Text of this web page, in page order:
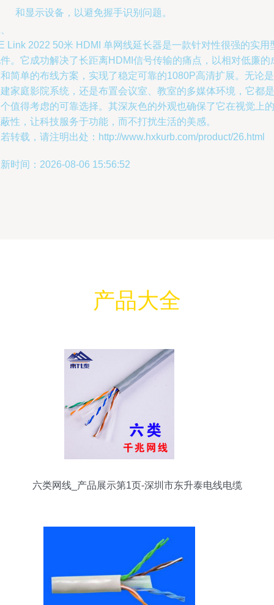
和显示设备，以避免握手识别问题。
Link 2022 50米 HDMI 单网线延长器是一款针对性很强的实用
。它成功解决了长距离HDMI信号传输的痛点，以相对低廉的
简单的布线方案，实现了稳定可靠的1080P高清扩展。无论是
家庭影院系统，还是布置会议室、教室的多媒体环境，它都是
值得考虑的可靠选择。其深灰色的外观也确保了它在视觉上的
性，让科技服务于功能，而不打扰生活的美感。
转载，请注明出处：http://www.hxkurb.com/product/26.html
时间：2026-08-06 15:56:52
产品大全
六类网线_产品展示第1页-深圳市东升泰电线电缆